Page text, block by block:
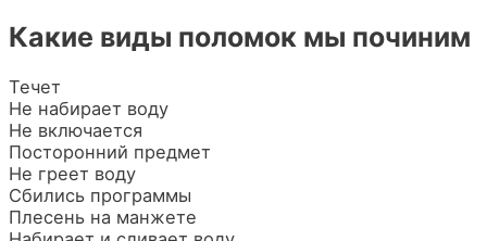
Какие виды поломок мы починим
Течет
Не набирает воду
Не включается
Посторонний предмет
Не греет воду
Сбились программы
Плесень на манжете